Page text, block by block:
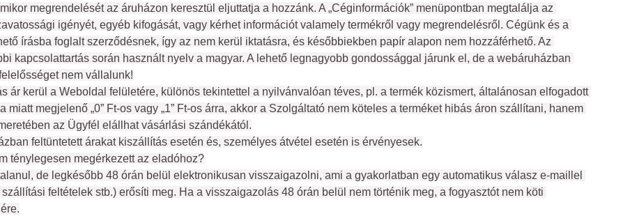
megrendelését az áruházon keresztül eljuttatja a hozzánk. A „Céginformációk” menüpontban megtalálja az
igényét, egyéb kifogását, vagy kérhet információt valamely termékről vagy megrendelésről. Cégünk és a
írásba foglalt szerződésnek, így az nem kerül iktatásra, és későbbiekben papír alapon nem hozzáférhető. Az
kapcsolattartás során használt nyelv a magyar. A lehető legnagyobb gondossággal járunk el, de a webáruházban
nem vállalunk!
kerül a Weboldal felületére, különös tekintettel a nyilvánvalóan téves, pl. a termék közismert, általánosan elfogadott
megjelenő „0” Ft-os vagy „1” Ft-os árra, akkor a Szolgáltató nem köteles a terméket hibás áron szállítani, hanem
az Ügyfél elállhat vásárlási szándékától.
feltüntetett árakat kiszállítás esetén és, személyes átvétel esetén is érvényesek.
ténylegesen megérkezett az eladóhoz?
de legkésőbb 48 órán belül elektronikusan visszaigazolni, ami a gyakorlatban egy automatikus válasz e-maillel
feltételek stb.) erősíti meg. Ha a visszaigazolás 48 órán belül nem történik meg, a fogyasztót nem köti